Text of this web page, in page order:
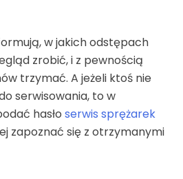
w jakich odstępach
zrobić, i z pewnością
trzymać. A jeżeli ktoś nie
serwisowania, to w
hasło serwis sprężarek
zapoznać się z otrzymanymi